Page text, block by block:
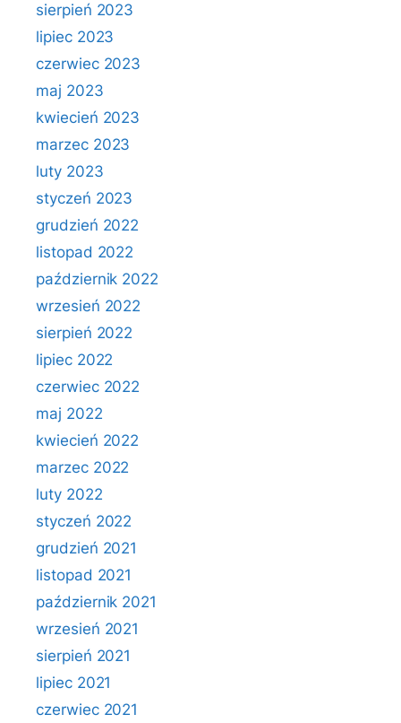
sierpień 2023
lipiec 2023
czerwiec 2023
maj 2023
kwiecień 2023
marzec 2023
luty 2023
styczeń 2023
grudzień 2022
listopad 2022
październik 2022
wrzesień 2022
sierpień 2022
lipiec 2022
czerwiec 2022
maj 2022
kwiecień 2022
marzec 2022
luty 2022
styczeń 2022
grudzień 2021
listopad 2021
październik 2021
wrzesień 2021
sierpień 2021
lipiec 2021
czerwiec 2021